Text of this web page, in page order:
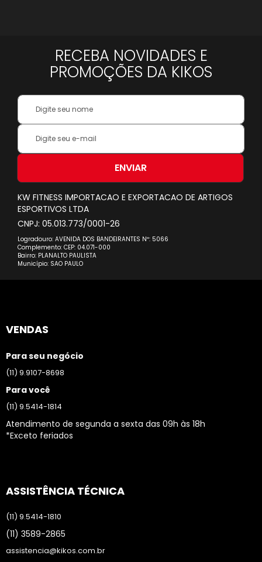
RECEBA NOVIDADES E
PROMOÇÕES DA KIKOS
Your
Name:
Inscreva-
na
Newsletter:
ENVIAR
KW FITNESS IMPORTACAO E EXPORTACAO DE ARTIGOS
ESPORTIVOS LTDA
CNPJ: 05.013.773/0001-26
Logradouro: AVENIDA DOS BANDEIRANTES Nº: 5066
Complemento: CEP: 04.071-000
Bairro: PLANALTO PAULISTA
Município: SAO PAULO
VENDAS
Para seu negócio
(11) 9.9107-8698
Para você
(11) 9.5414-1814
Atendimento de segunda a sexta das 09h às 18h
*Exceto feriados
ASSISTÊNCIA TÉCNICA
(11) 9.5414-1810
(11) 3589-2865
assistencia@kikos.com.br